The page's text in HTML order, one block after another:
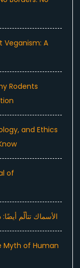
Veganism: A
Rodents
and Ethics
of
الأسماك تتألّم
Myth of Human